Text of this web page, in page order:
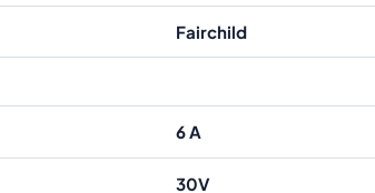
Fairchild
6 A
30V